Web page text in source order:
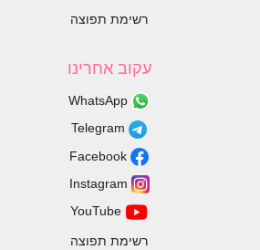
רשימת תפוצה
עקוב אחרינו
רשימת תפוצה